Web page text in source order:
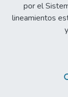
por el
lineamientos